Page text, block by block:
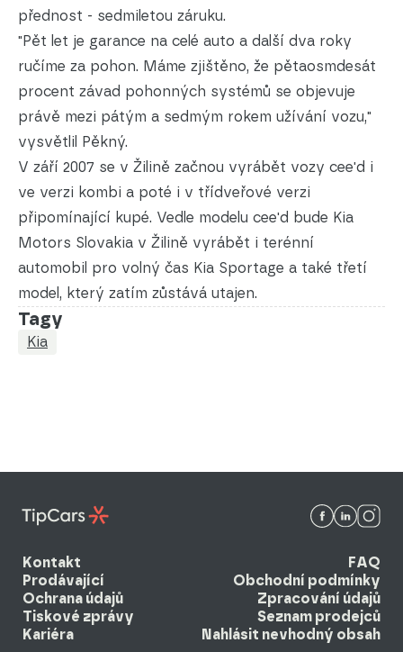
přednost - sedmiletou záruku.
"Pět let je garance na celé auto a další dva roky
ručíme za pohon. Máme zjištěno, že pětaosmdesát
procent závad pohonných systémů se objevuje
právě mezi pátým a sedmým rokem užívání vozu,"
vysvětlil Pěkný.
V září 2007 se v Žilině začnou vyrábět vozy cee'd i
ve verzi kombi a poté i v třídveřové verzi
připomínající kupé. Vedle modelu cee'd bude Kia
Motors Slovakia v Žilině vyrábět i terénní
automobil pro volný čas Kia Sportage a také třetí
model, který zatím zůstává utajen.
Tagy
Kia
Kontakt
FAQ
Prodávající
Obchodní podmínky
Ochrana údajů
Zpracování údajů
Tiskové zprávy
Seznam prodejců
Kariéra
Nahlásit nevhodný obsah